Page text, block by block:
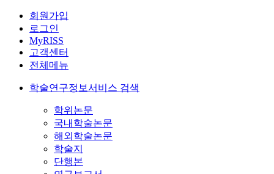
회원가입
로그인
MyRISS
고객센터
전체메뉴
학술연구정보서비스 검색
학위논문
국내학술논문
해외학술논문
학술지
단행본